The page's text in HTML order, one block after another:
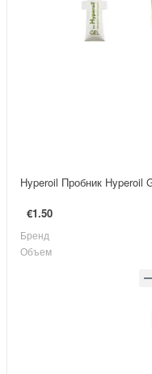
Hyperoil Пробник Hyperoil
€1.50
Бренд
Объем